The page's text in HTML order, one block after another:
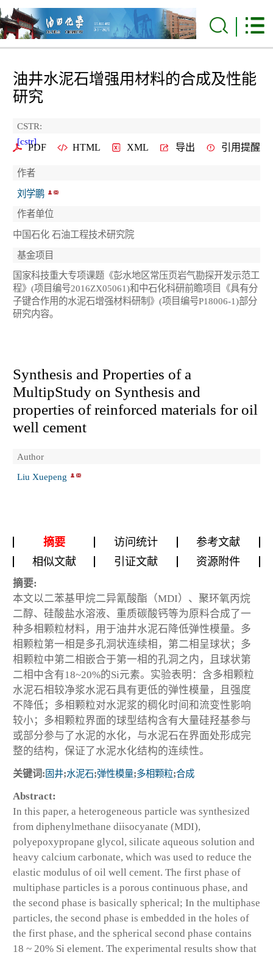
油井水泥石增强用材料的合成及性能
研究
CSTR:
[cstr]
PDF HTML XML 导出 引用提醒
作者
刘学鹏
作者单位
中国石化 石油工程技术研究院
基金项目
国家科技重大专项课题《彭水地区常压页岩气勘探开发示范工
程》(项目编号2016ZX05061)和中石化科研前瞻项目《具有分
子键合作用的水泥石增强材料研制》(项目编号P18006-1)部分
研究内容。
Synthesis and Properties of a
MultipStudy on Synthesis and
properties of reinforced materials for oil
well cement
Author
Liu Xuepeng
摘要 访问统计
参考文献
相似文献
引证文献 资源附件
摘要:
本文以二苯基甲烷二异氰酸酯（MDI）、聚环氧丙烷
二醇、硅酸盐水溶液、重质碳酸钙等为原料合成了一
种多相颗粒材料，用于油井水泥石降低弹性模量。多
相颗粒第一相是多孔洞状连续相，第二相呈球状；多
相颗粒中第二相嵌合于第一相的孔洞之内，且球状第
二相中含有18~20%的Si元素。实验表明：含多相颗粒
水泥石相较净浆水泥石具有更低的弹性模量，且强度
不降低；多相颗粒对水泥浆的稠化时间和流变性影响
较小；多相颗粒界面的球型结构含有大量硅羟基参与
或部分参与了水泥的水化，与水泥石在界面处形成完
整的结构，保证了水泥水化结构的连续性。
关键词: 固井;水泥石;弹性模量;多相颗粒;合成
Abstract:
In this paper, a heterogeneous particle was synthesized
from diphenylmethane diisocyanate (MDI),
polyepoxypropane glycol, silicate aqueous solution and
heavy calcium carbonate, which was used to reduce the
elastic modulus of oil well cement. The first phase of
multiphase particles is a porous continuous phase, and
the second phase is basically spherical; In the multiphase
particles, the second phase is embedded in the holes of
the first phase, and the spherical second phase contains
18 ~ 20% Si element. The experimental results show that